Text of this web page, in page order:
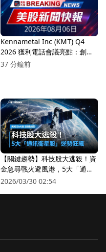
Kennametal Inc (KMT) Q4
2026 獲利電話會議亮點：創紀
錄的利潤率與戰略增長
37 分鐘前
【關鍵趨勢】科技股大逃殺！資
金急尋戰火避風港，5大「通訊
衛星股」逆勢狂飆
2026/03/30 02:54